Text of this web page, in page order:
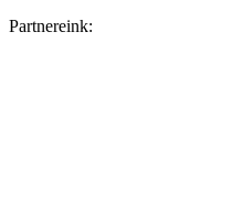
Partnereink: